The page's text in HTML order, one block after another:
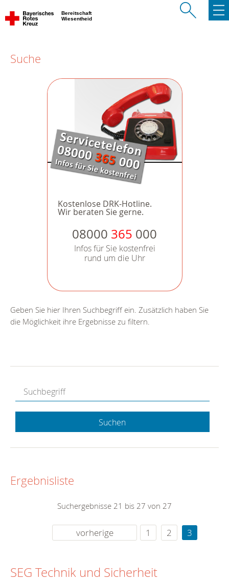
Bereitschaft
Wiesentheid
Suche
Kostenlose DRK-Hotline.
Wir beraten Sie gerne.
08000 365 000
Infos für Sie kostenfrei
rund um die Uhr
Geben Sie hier Ihren Suchbegriff ein. Zusätzlich haben Sie
die Möglichkeit ihre Ergebnisse zu filtern.
Suchen
Ergebnisliste
Suchergebnisse 21 bis 27 von 27
vorherige 1 2 3
SEG Technik und Sicherheit